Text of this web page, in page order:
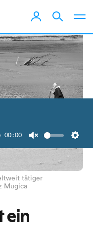
00:00
Unmute
tätiger
Mugica
ein